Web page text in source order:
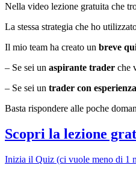
Nella video lezione gratuita che
La stessa strategia che ho
Il mio team ha creato un breve
– Se sei un aspirante trader che
– Se sei un trader con esperienza
Basta rispondere alle poche
Scopri la lezione
Inizia il Quiz (ci vuole meno di 1